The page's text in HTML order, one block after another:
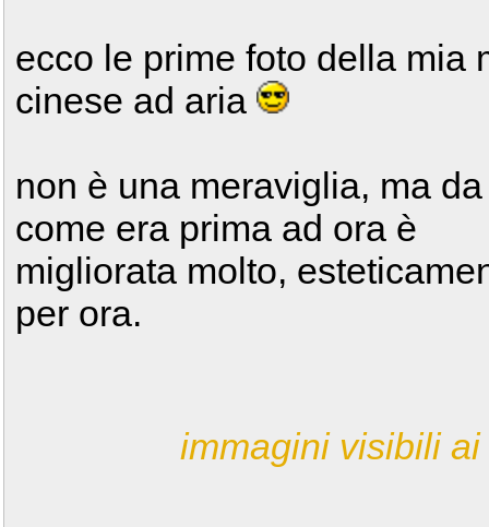
ecco le prime foto della mia
cinese ad aria
non è una meraviglia, ma da
come era prima ad ora è
migliorata molto,
per ora.
immagini visibili